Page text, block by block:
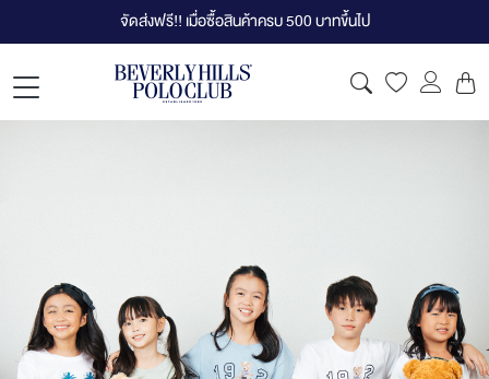
จัดส่งฟรี!! เมื่อซื้อสินค้าครบ 500 บาทขึ้นไป